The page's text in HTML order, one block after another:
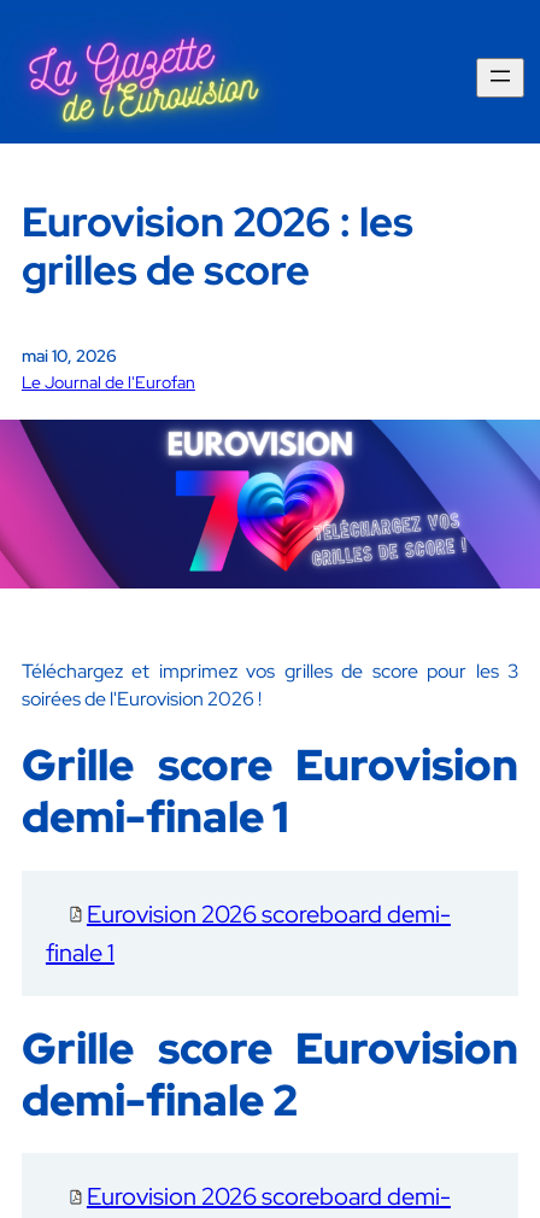
Eurovision 2026 : les
grilles de score
mai 10, 2026
Le Journal de l'Eurofan
Téléchargez et imprimez vos grilles de score pour les 3
soirées de l'Eurovision 2026 !
Grille score Eurovision
demi-finale 1
Eurovision 2026 scoreboard demi-
finale 1
Grille score Eurovision
demi-finale 2
Eurovision 2026 scoreboard demi-